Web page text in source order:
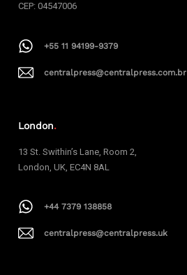
CEP: 04547006
+55 11 94199-9379
centralpress@centralpress.com.br
London.
13 St. Swithin’s Lane, Room 2,
London, UK, EC4N 8AL
+44 7379 138858
centralpress@centralpress.uk